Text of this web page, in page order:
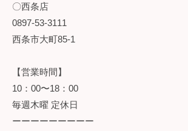
〇西条店
0897-53-3111
西条市大町85-1
【営業時間】
10：00〜18：00
毎週木曜 定休日
ーーーーーーーーー